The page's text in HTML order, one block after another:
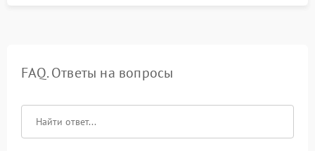
FAQ. Ответы на вопросы